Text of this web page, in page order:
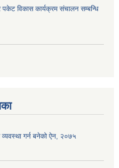
पकेट विकास कार्यक्रम संचालन सम्बन्धि
व्यवस्था गर्न बनेको ऐन, २०७५